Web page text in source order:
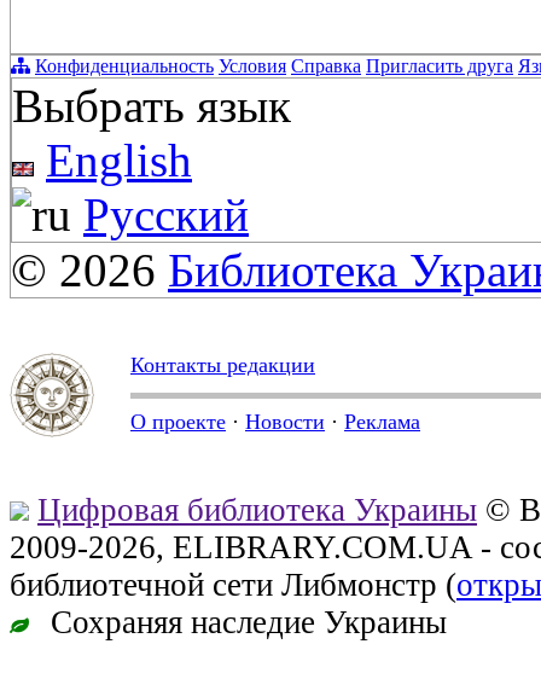
Конфиденциальность Условия Справка Пригласить друга
Выбрать язык
English
Русский
© 2026 Библиотека
Контакты редакции
О проекте · Новости · Реклама
Цифровая библиотека Украины ©
2009-2026, ELIBRARY.COM.UA -
библиотечной сети Либмонстр (
Сохраняя наследие Украины